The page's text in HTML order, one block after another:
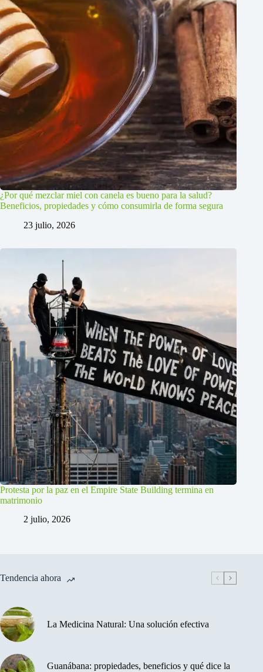
¿Por qué mezclar miel con canela es bueno para la salud?
Beneficios, propiedades y cómo consumirla de forma segura
23 julio, 2026
Protesta por la paz en el Empire State Building termina en
matrimonio
2 julio, 2026
Tendencia ahora
La Medicina Natural: Una solución efectiva
Guanábana: propiedades, beneficios y qué dice la